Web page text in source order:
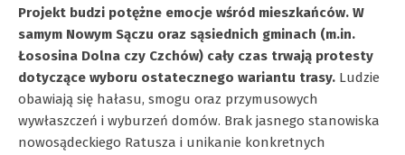
Projekt budzi potężne emocje wśród mieszkańców. W
samym Nowym Sączu oraz sąsiednich gminach (m.in.
Łososina Dolna czy Czchów) cały czas trwają protesty
dotyczące wyboru ostatecznego wariantu trasy. Ludzie
obawiają się hałasu, smogu oraz przymusowych
wywłaszczeń i wyburzeń domów. Brak jasnego stanowiska
nowosądeckiego Ratusza i unikanie konkretnych